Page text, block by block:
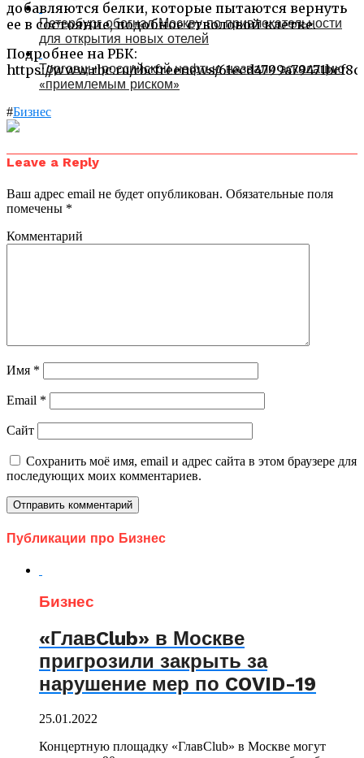
добавляются белки, которые пытаются вернуть
ее в состояние, подобное стволовой клетке.
Подробнее на РБК:
https://www.rbc.ru/rbcfreenews/
Петербург обогнал Москву по привлекательности
для открытия новых отелей
Торговцы российской нефтью назвали эскалацию
«приемлемым риском»
#Бизнес
Leave a Reply
Ваш адрес email не будет опубликован. Обязательные поля
помечены *
Комментарий
Имя *
Email *
Сайт
Сохранить моё имя, email и адрес сайта в этом браузере для
последующих моих комментариев.
Публикации про Бизнес
Бизнес
«ГлавClub» в Москве
пригрозили закрыть за
нарушение мер по COVID-19
25.01.2022
Концертную площадку «ГлавClub» в Москве могут